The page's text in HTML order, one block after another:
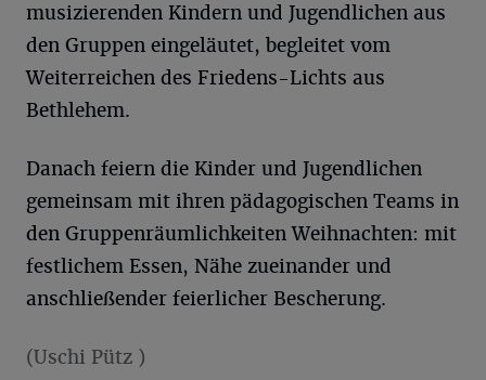
musizierenden Kindern und Jugendlichen aus
den Gruppen eingeläutet, begleitet vom
Weiterreichen des Friedens-Lichts aus
Bethlehem.
Danach feiern die Kinder und Jugendlichen
gemeinsam mit ihren pädagogischen Teams in
den Gruppenräumlichkeiten Weihnachten: mit
festlichem Essen, Nähe zueinander und
anschließender feierlicher Bescherung.
(Uschi Pütz )